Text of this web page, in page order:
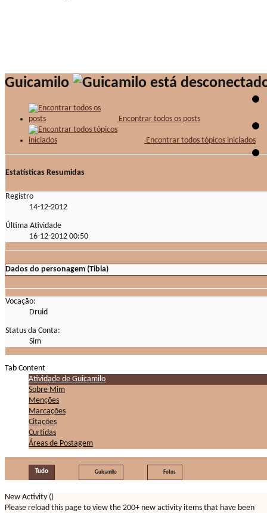
Guicamilo
Encontrar todos os posts
Encontrar todos tópicos iniciados
Estatísticas Resumidas
Registro
14-12-2012
Última Atividade
16-12-2012 00:50
Dados do personagem (Tibia)
Vocação:
Druid
Status da Conta:
Sim
Tab Content
Atividade de Guicamilo
Sobre Mim
Menções
Marcações
Citações
Curtidas
Áreas de Postagem
Tudo Guicamilo Fotos
New Activity ()
Please reload this page to view the 200+ new activity items that have been